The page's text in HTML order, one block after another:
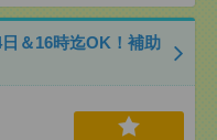
＆16時迄OK！補助